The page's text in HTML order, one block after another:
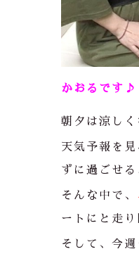
かおるです
朝夕は涼しく
天気予報を見
ずに過ごせ
そんな中で、
ートにと走
そして、今